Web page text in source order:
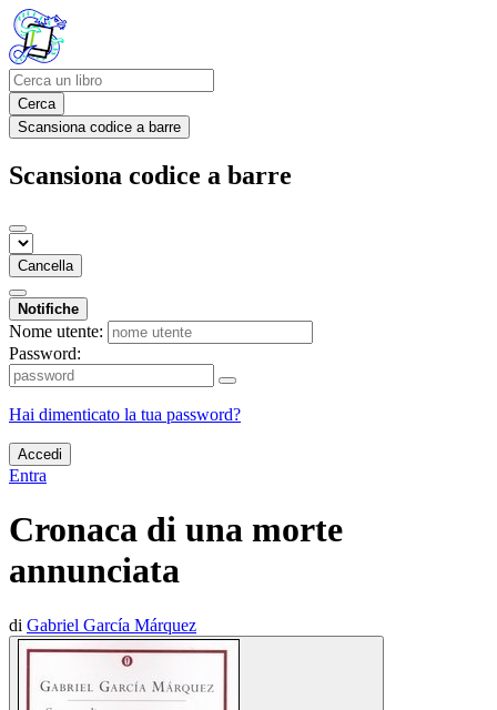
Cerca
Scansiona codice a barre
Scansiona codice a barre
Cancella
Notifiche
Nome utente:
Password:
Hai dimenticato la tua password?
Accedi
Entra
Cronaca di una morte
annunciata
di Gabriel García Márquez